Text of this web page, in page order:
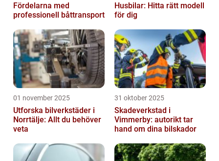
Fördelarna med
professionell båttransport
Husbilar: Hitta rätt modell
för dig
01 november 2025
Utforska bilverkstäder i
Norrtälje: Allt du behöver
veta
31 oktober 2025
Skadeverkstad i
Vimmerby: autorikt tar
hand om dina bilskador